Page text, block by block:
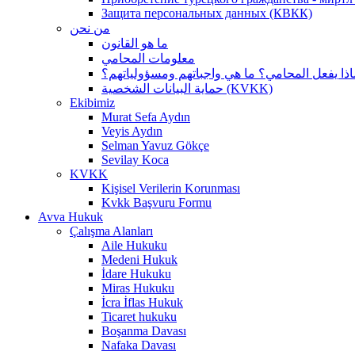
Защита персональных данных (КВКК)
من نحن
ما هو القانون
معلومات المحامي
يفعل المحامي؟ ما هي واجباتهم ومسؤولياتهم؟
حماية البيانات الشخصية (KVKK)
Ekibimiz
Murat Sefa Aydın
Veyis Aydın
Selman Yavuz Gökçe
Sevilay Koca
KVKK
Kişisel Verilerin Korunması
Kvkk Başvuru Formu
Avva Hukuk
Çalışma Alanları
Aile Hukuku
Medeni Hukuk
İdare Hukuku
Miras Hukuku
İcra İflas Hukuk
Ticaret hukuku
Boşanma Davası
Nafaka Davası